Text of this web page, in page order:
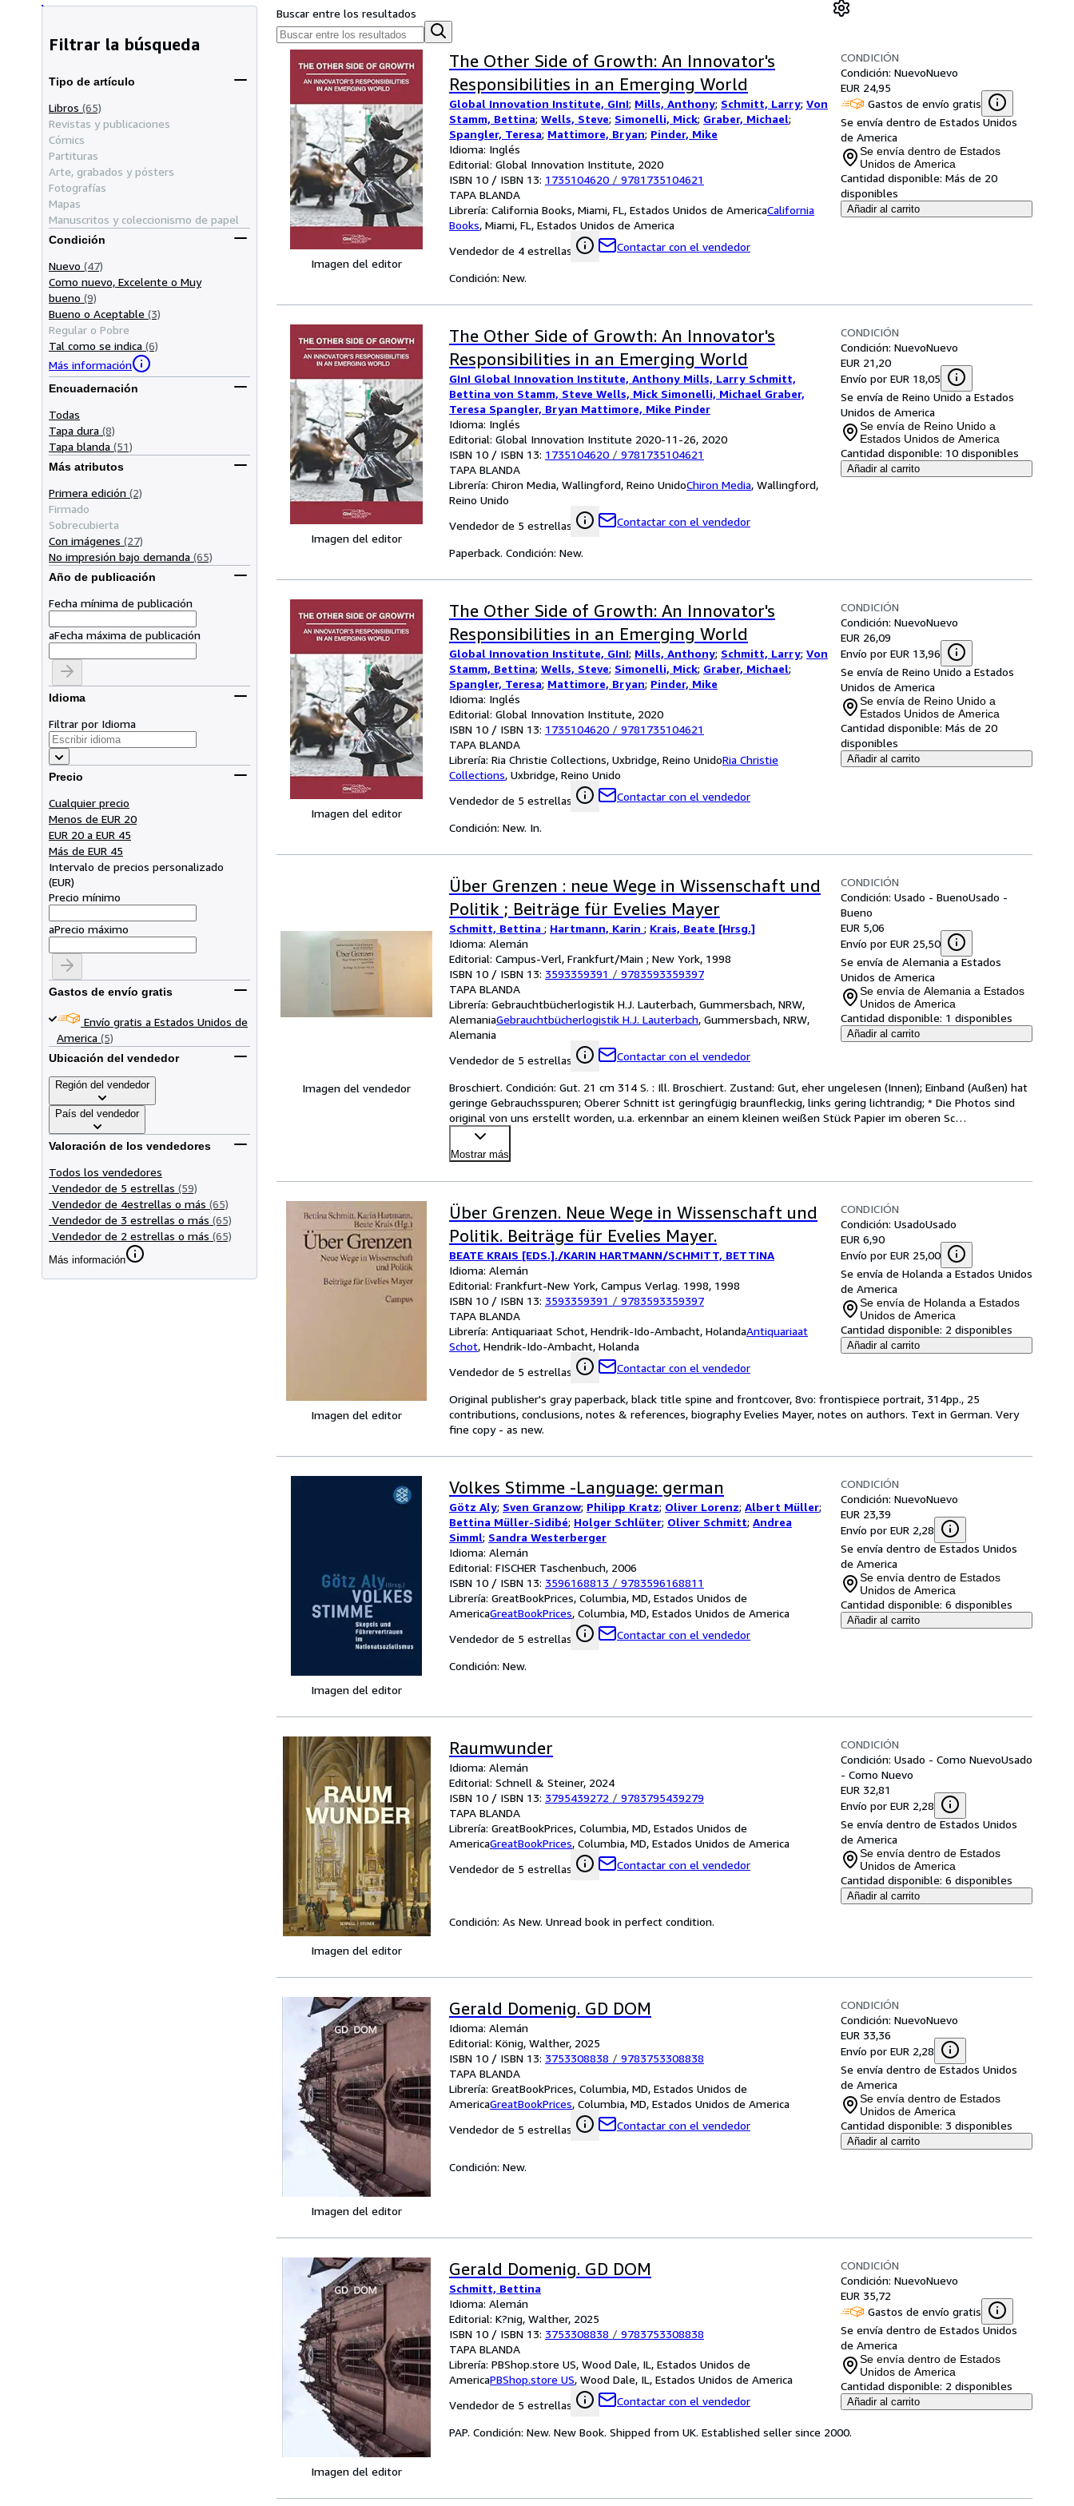
Filtrar la búsqueda
Tipo de artículo
Libros (65)
Revistas y publicaciones
Cómics
Partituras
Arte, grabados y pósters
Fotografías
Mapas
Manuscritos y coleccionismo de papel
Condición
Nuevo (47)
Como nuevo, Excelente o Muy
bueno (9)
Bueno o Aceptable (3)
Regular o Pobre
Tal como se indica (6)
Más información
Encuadernación
Todas
Tapa dura (8)
Tapa blanda (51)
Más atributos
Primera edición (2)
Firmado
Sobrecubierta
Con imágenes (27)
No impresión bajo demanda (65)
Año de publicación
Fecha mínima de publicación
aFecha máxima de publicación
Idioma
Filtrar por Idioma
Precio
Cualquier precio
Menos de EUR 20
EUR 20 a EUR 45
Más de EUR 45
Intervalo de precios personalizado
(EUR)
Precio mínimo
aPrecio máximo
Gastos de envío gratis
Envío gratis a Estados Unidos de
America (5)
Ubicación del vendedor
Región del vendedor
País del vendedor
Valoración de los vendedores
Todos los vendedores
Vendedor de 5 estrellas (59)
Vendedor de 4estrellas o más (65)
Vendedor de 3 estrellas o más (65)
Vendedor de 2 estrellas o más (65)
Más información
Buscar entre los resultados
Imagen del editor
The Other Side of Growth: An Innovator's
Responsibilities in an Emerging World
Global Innovation Institute, GInI; Mills, Anthony; Schmitt, Larry; Von
Stamm, Bettina; Wells, Steve; Simonelli, Mick; Graber, Michael;
Spangler, Teresa; Mattimore, Bryan; Pinder, Mike
Idioma: Inglés
Editorial: Global Innovation Institute, 2020
ISBN 10 / ISBN 13: 1735104620 / 9781735104621
TAPA BLANDA
Librería: California Books, Miami, FL, Estados Unidos de AmericaCalifornia
Books, Miami, FL, Estados Unidos de America
Vendedor de 4 estrellas
Contactar con el vendedor
CONDICIÓN
Condición: NuevoNuevo
EUR 24,95
Gastos de envío gratis
Se envía dentro de Estados Unidos
de America
Se envía dentro de Estados
Unidos de America
Cantidad disponible: Más de 20
disponibles
Añadir al carrito
Condición: New.
Imagen del editor
The Other Side of Growth: An Innovator's
Responsibilities in an Emerging World
GInI Global Innovation Institute, Anthony Mills, Larry Schmitt,
Bettina von Stamm, Steve Wells, Mick Simonelli, Michael Graber,
Teresa Spangler, Bryan Mattimore, Mike Pinder
Idioma: Inglés
Editorial: Global Innovation Institute 2020-11-26, 2020
ISBN 10 / ISBN 13: 1735104620 / 9781735104621
TAPA BLANDA
Librería: Chiron Media, Wallingford, Reino UnidoChiron Media, Wallingford,
Reino Unido
Vendedor de 5 estrellas
Contactar con el vendedor
CONDICIÓN
Condición: NuevoNuevo
EUR 21,20
Envío por EUR 18,05
Se envía de Reino Unido a Estados
Unidos de America
Se envía de Reino Unido a
Estados Unidos de America
Cantidad disponible: 10 disponibles
Añadir al carrito
Paperback. Condición: New.
Imagen del editor
The Other Side of Growth: An Innovator's
Responsibilities in an Emerging World
Global Innovation Institute, GInI; Mills, Anthony; Schmitt, Larry; Von
Stamm, Bettina; Wells, Steve; Simonelli, Mick; Graber, Michael;
Spangler, Teresa; Mattimore, Bryan; Pinder, Mike
Idioma: Inglés
Editorial: Global Innovation Institute, 2020
ISBN 10 / ISBN 13: 1735104620 / 9781735104621
TAPA BLANDA
Librería: Ria Christie Collections, Uxbridge, Reino UnidoRia Christie
Collections, Uxbridge, Reino Unido
Vendedor de 5 estrellas
Contactar con el vendedor
CONDICIÓN
Condición: NuevoNuevo
EUR 26,09
Envío por EUR 13,96
Se envía de Reino Unido a Estados
Unidos de America
Se envía de Reino Unido a
Estados Unidos de America
Cantidad disponible: Más de 20
disponibles
Añadir al carrito
Condición: New. In.
Imagen del vendedor
Über Grenzen : neue Wege in Wissenschaft und
Politik ; Beiträge für Evelies Mayer
Schmitt, Bettina ; Hartmann, Karin ; Krais, Beate [Hrsg.]
Idioma: Alemán
Editorial: Campus-Verl, Frankfurt/Main ; New York, 1998
ISBN 10 / ISBN 13: 3593359391 / 9783593359397
TAPA BLANDA
Librería: Gebrauchtbücherlogistik H.J. Lauterbach, Gummersbach, NRW,
AlemaniaGebrauchtbücherlogistik H.J. Lauterbach, Gummersbach, NRW,
Alemania
Vendedor de 5 estrellas
Contactar con el vendedor
CONDICIÓN
Condición: Usado - BuenoUsado -
Bueno
EUR 5,06
Envío por EUR 25,50
Se envía de Alemania a Estados
Unidos de America
Se envía de Alemania a Estados
Unidos de America
Cantidad disponible: 1 disponibles
Añadir al carrito
Broschiert. Condición: Gut. 21 cm 314 S. : Ill. Broschiert. Zustand: Gut, eher ungelesen (Innen); Einband (Außen) hat
geringe Gebrauchsspuren; Oberer Schnitt ist geringfügig braunfleckig, links gering lichtrandig; * Die Photos sind
original von uns erstellt worden, u.a. erkennbar an einem kleinen weißen Stück Papier im oberen Sc…
Mostrar más
Imagen del editor
Über Grenzen. Neue Wege in Wissenschaft und
Politik. Beiträge für Evelies Mayer.
BEATE KRAIS [EDS.]./KARIN HARTMANN/SCHMITT, BETTINA
Idioma: Alemán
Editorial: Frankfurt-New York, Campus Verlag. 1998, 1998
ISBN 10 / ISBN 13: 3593359391 / 9783593359397
TAPA BLANDA
Librería: Antiquariaat Schot, Hendrik-Ido-Ambacht, HolandaAntiquariaat
Schot, Hendrik-Ido-Ambacht, Holanda
Vendedor de 5 estrellas
Contactar con el vendedor
CONDICIÓN
Condición: UsadoUsado
EUR 6,90
Envío por EUR 25,00
Se envía de Holanda a Estados Unidos
de America
Se envía de Holanda a Estados
Unidos de America
Cantidad disponible: 2 disponibles
Añadir al carrito
Original publisher's gray paperback, black title spine and frontcover, 8vo: frontispiece portrait, 314pp., 25
contributions, conclusions, notes & references, biography Evelies Mayer, notes on authors. Text in German. Very
fine copy - as new.
Imagen del editor
Volkes Stimme -Language: german
Götz Aly; Sven Granzow; Philipp Kratz; Oliver Lorenz; Albert Müller;
Bettina Müller-Sidibé; Holger Schlüter; Oliver Schmitt; Andrea
Simml; Sandra Westerberger
Idioma: Alemán
Editorial: FISCHER Taschenbuch, 2006
ISBN 10 / ISBN 13: 3596168813 / 9783596168811
Librería: GreatBookPrices, Columbia, MD, Estados Unidos de
AmericaGreatBookPrices, Columbia, MD, Estados Unidos de America
Vendedor de 5 estrellas
Contactar con el vendedor
CONDICIÓN
Condición: NuevoNuevo
EUR 23,39
Envío por EUR 2,28
Se envía dentro de Estados Unidos
de America
Se envía dentro de Estados
Unidos de America
Cantidad disponible: 6 disponibles
Añadir al carrito
Condición: New.
Imagen del editor
Raumwunder
Idioma: Alemán
Editorial: Schnell & Steiner, 2024
ISBN 10 / ISBN 13: 3795439272 / 9783795439279
TAPA BLANDA
Librería: GreatBookPrices, Columbia, MD, Estados Unidos de
AmericaGreatBookPrices, Columbia, MD, Estados Unidos de America
Vendedor de 5 estrellas
Contactar con el vendedor
CONDICIÓN
Condición: Usado - Como NuevoUsado
- Como Nuevo
EUR 32,81
Envío por EUR 2,28
Se envía dentro de Estados Unidos
de America
Se envía dentro de Estados
Unidos de America
Cantidad disponible: 6 disponibles
Añadir al carrito
Condición: As New. Unread book in perfect condition.
Imagen del editor
Gerald Domenig. GD DOM
Idioma: Alemán
Editorial: König, Walther, 2025
ISBN 10 / ISBN 13: 3753308838 / 9783753308838
TAPA BLANDA
Librería: GreatBookPrices, Columbia, MD, Estados Unidos de
AmericaGreatBookPrices, Columbia, MD, Estados Unidos de America
Vendedor de 5 estrellas
Contactar con el vendedor
CONDICIÓN
Condición: NuevoNuevo
EUR 33,36
Envío por EUR 2,28
Se envía dentro de Estados Unidos
de America
Se envía dentro de Estados
Unidos de America
Cantidad disponible: 3 disponibles
Añadir al carrito
Condición: New.
Imagen del editor
Gerald Domenig. GD DOM
Schmitt, Bettina
Idioma: Alemán
Editorial: K?nig, Walther, 2025
ISBN 10 / ISBN 13: 3753308838 / 9783753308838
TAPA BLANDA
Librería: PBShop.store US, Wood Dale, IL, Estados Unidos de
AmericaPBShop.store US, Wood Dale, IL, Estados Unidos de America
Vendedor de 5 estrellas
Contactar con el vendedor
CONDICIÓN
Condición: NuevoNuevo
EUR 35,72
Gastos de envío gratis
Se envía dentro de Estados Unidos
de America
Se envía dentro de Estados
Unidos de America
Cantidad disponible: 2 disponibles
Añadir al carrito
PAP. Condición: New. New Book. Shipped from UK. Established seller since 2000.